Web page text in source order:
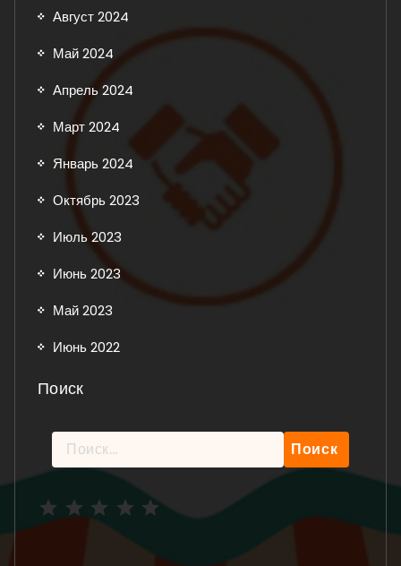
Август 2024
Май 2024
Апрель 2024
Март 2024
Январь 2024
Октябрь 2023
Июль 2023
Июнь 2023
Май 2023
Июнь 2022
Поиск
Найти: